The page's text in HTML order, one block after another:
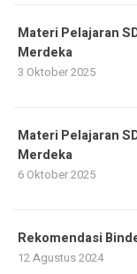
Materi Pelajaran
Merdeka
3 Oktober 2025
Materi Pelajaran
Merdeka
6 Oktober 2025
Rekomendasi
12 Agustus 2024